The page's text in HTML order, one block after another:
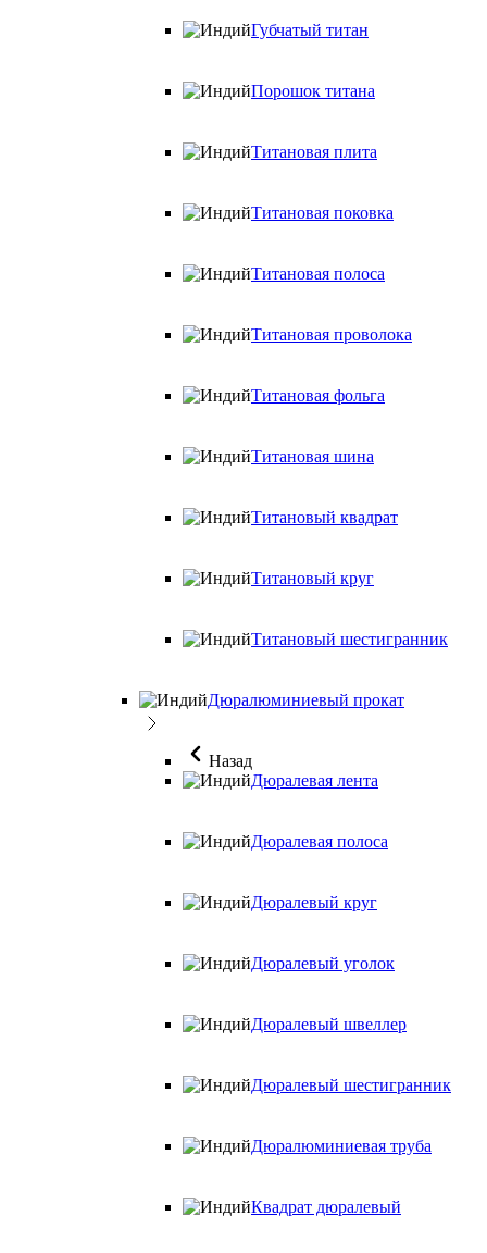
Губчатый титан
Порошок титана
Титановая плита
Титановая поковка
Титановая полоса
Титановая проволока
Титановая фольга
Титановая шина
Титановый квадрат
Титановый круг
Титановый шестигранник
Дюралюминиевый прокат
Назад
Дюралевая лента
Дюралевая полоса
Дюралевый круг
Дюралевый уголок
Дюралевый швеллер
Дюралевый шестигранник
Дюралюминиевая труба
Квадрат дюралевый